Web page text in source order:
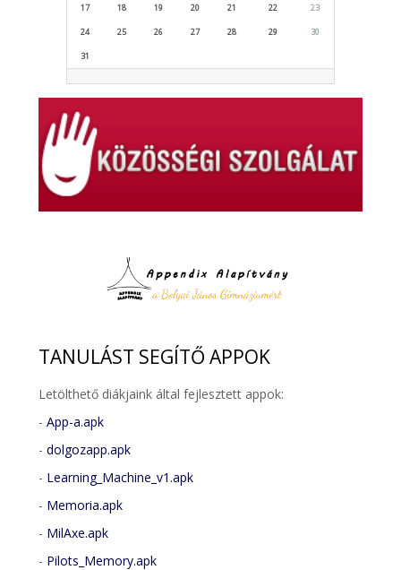
17 18 19 20 21 22 23
24 25 26 27 28 29 30
31
TANULÁST SEGÍTŐ APPOK
Letölthető diákjaink által fejlesztett appok:
-App-a.apk
-dolgozapp.apk
- Learning_Machine_v1.apk
- Memoria.apk
- MilAxe.apk
- Pilots_Memory.apk